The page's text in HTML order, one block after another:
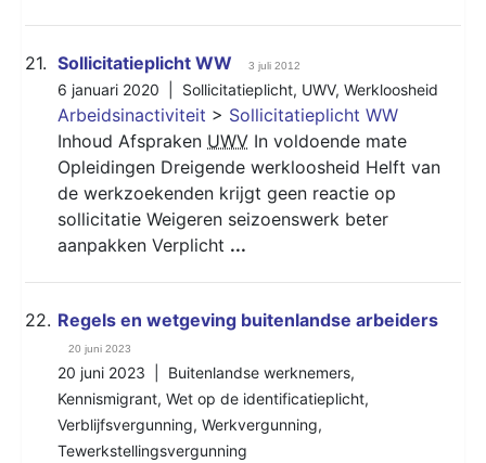
21. Sollicitatieplicht WW 3 juli 2012
6 januari 2020 | Sollicitatieplicht, UWV, Werkloosheid
Arbeidsinactiviteit > Sollicitatieplicht WW
Inhoud Afspraken UWV In voldoende mate
Opleidingen Dreigende werkloosheid Helft van
de werkzoekenden krijgt geen reactie op
sollicitatie Weigeren seizoenswerk beter
aanpakken Verplicht ...
22. Regels en wetgeving buitenlandse arbeiders
20 juni 2023
20 juni 2023 | Buitenlandse werknemers,
Kennismigrant, Wet op de identificatieplicht,
Verblijfsvergunning, Werkvergunning,
Tewerkstellingsvergunning